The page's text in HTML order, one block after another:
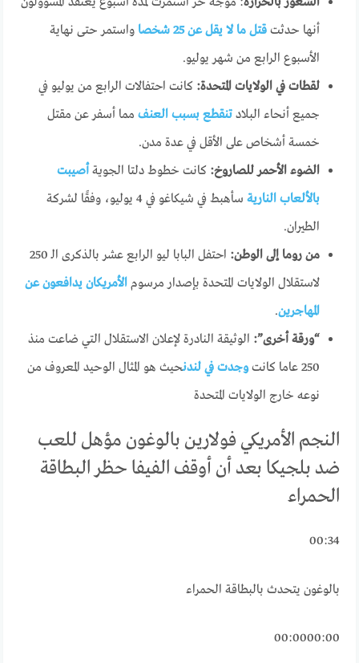
أنها حدثتقتل ما لا يقل عن 25 شخصا
واستمر حتى نهاية
الأسبوع الرابع من شهر يوليو.
لقطات في الولايات المتحدة:كانت احتفالات الرابع من يوليو في
جميع أنحاء البلادتنقطع بسبب العنف مما أسفر عن مقتل
خمسة أشخاص على الأقل في عدة مدن.
الضوء الأحمر للصاروخ: كانت خطوط دلتا الجويةأصيبت
بالألعاب النارية
سأهبط في شيكاغو في 4 يوليو، وفقًا لشركة
الطيران.
من روما إلى الوطن:
احتفل البابا ليو الرابع عشر بالذكرى الـ 250
لاستقلال الولايات المتحدة بإصدار مرسومالأمريكان يدافعون عن
المهاجرين.
“ورقة أخرى”: الوثيقة النادرة لإعلان الاستقلال التي ضاعت منذ
250 عاما كانت
وجدت في لندنحيث هو المثال الوحيد المعروف من
نوعه خارج الولايات المتحدة
النجم الأمريكي فولارين بالوغون مؤهل للعب
ضد بلجيكا بعد أن أوقف الفيفا حظر البطاقة
الحمراء
00:34
بالوغون يتحدث بالبطاقة الحمراء
00:0000:00